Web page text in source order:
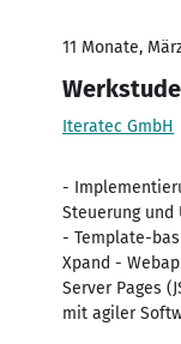
11 Monate,
Iteratec GmbH
-
Steuerung und
- Template-
Xpand -
Server Pages
mit agiler